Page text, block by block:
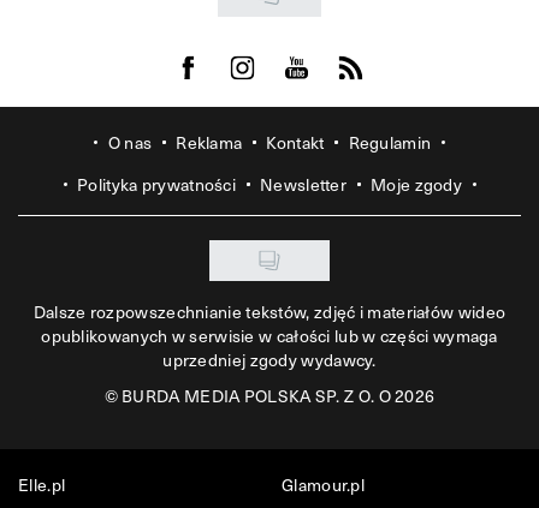
Visit us on Facebook
Visit us on Instagram
Visit us on Youtube
Visit us on Rss
O nas Reklama Kontakt
Regulamin
Polityka prywatności
Newsletter Moje zgody
Dalsze rozpowszechnianie tekstów, zdjęć i materiałów wideo
opublikowanych w serwisie w całości lub w części wymaga
uprzedniej zgody wydawcy.
©BURDA MEDIA POLSKA SP. Z O. O 2026
Elle.pl
Glamour.pl